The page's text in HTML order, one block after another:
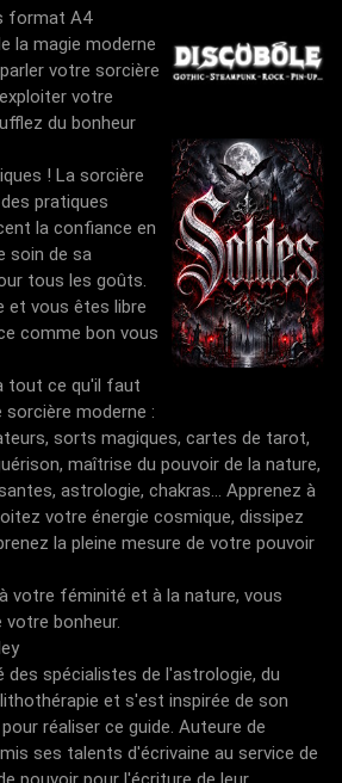
format A4
la magie moderne
votre sorcière
votre
du bonheur
! La sorcière
pratiques
la confiance en
soin de sa
tous les goûts.
et vous êtes libre
comme bon vous
tout ce qu'il faut
sorcière moderne :
sorts magiques, cartes de tarot,
maîtrise du pouvoir de la nature,
astrologie, chakras... Apprenez à
votre énergie cosmique, dissipez
la pleine mesure de votre pouvoir
votre féminité et à la nature, vous
bonheur.
des spécialistes de l'astrologie, du
et s'est inspirée de son
réaliser ce guide. Auteure de
ses talents d'écrivaine au service de